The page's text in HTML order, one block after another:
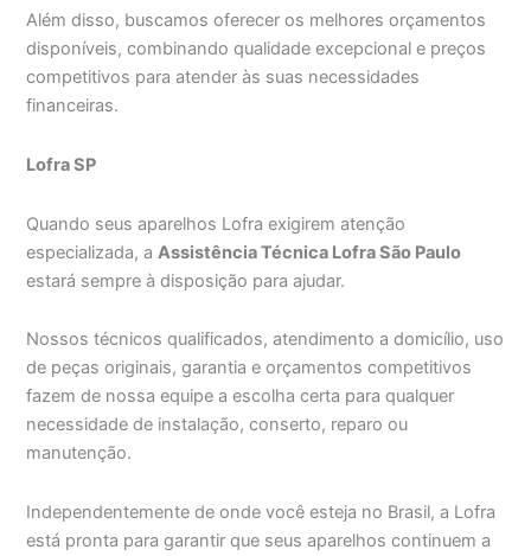
Além disso, buscamos oferecer os melhores orçamentos
disponíveis, combinando qualidade excepcional e preços
competitivos para atender às suas necessidades
financeiras.
Lofra SP
Quando seus aparelhos Lofra exigirem atenção
especializada, a Assistência Técnica Lofra São Paulo
estará sempre à disposição para ajudar.
Nossos técnicos qualificados, atendimento a domicílio, uso
de peças originais, garantia e orçamentos competitivos
fazem de nossa equipe a escolha certa para qualquer
necessidade de instalação, conserto, reparo ou
manutenção.
Independentemente de onde você esteja no Brasil, a Lofra
está pronta para garantir que seus aparelhos continuem a